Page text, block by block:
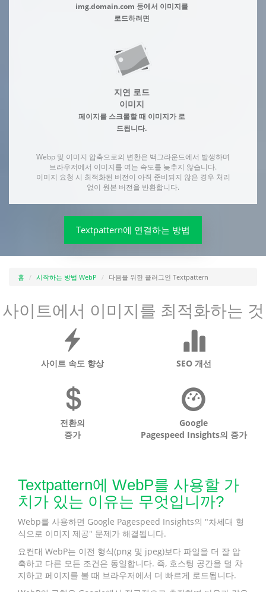
img.domain.com 등에서 이미지를
로드하려면
지연 로드
이미지
페이지를 스크롤할 때 이미지가 로
드됩니다.
Webp 및 이미지 압축으로의 변환은 백그라운드에서 발생하며
브라우저에서 이미지를 여는 속도를 늦추지 않습니다.
이미지 요청 시 최적화된 버전이 아직 준비되지 않은 경우 처리
없이 원본 버전을 반환합니다.
Textpattern에 연결하는 방법
홈 시작하는 방법 WebP 다음을 위한 플러그인 Textpattern
사이트에서 이미지를 최적화하는 것
사이트 속도 향상 SEO 개선
전환의
증가
Google
Pagespeed Insights의 증가
Textpattern에 WebP를 사용할 가
치가 있는 이유는 무엇입니까?
Webp를 사용하면 Google Pagespeed Insights의 "차세대 형
식으로 이미지 제공" 문제가 해결됩니다.
요컨대 WebP는 이전 형식(png 및 jpeg)보다 파일을 더 잘 압
축하고 다른 모든 조건은 동일합니다. 즉, 호스팅 공간을 덜 차
지하고 페이지를 볼 때 브라우저에서 더 빠르게 로드됩니다.